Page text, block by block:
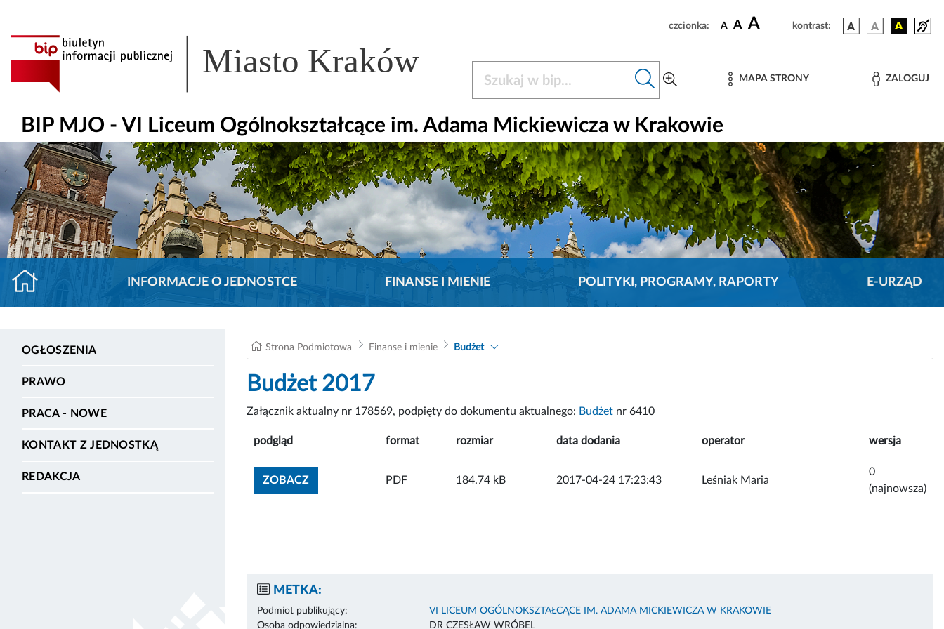
czcionka: A A A kontrast:
Miasto Kraków MAPA STRONY ZALOGUJ
BIP MJO - VI Liceum Ogólnokształcące im. Adama Mickiewicza w Krakowie
INFORMACJE O JEDNOSTCE FINANSE I MIENIE POLITYKI, PROGRAMY, RAPORTY E-URZĄD
OGŁOSZENIA
PRAWO
PRACA - NOWE
KONTAKT Z JEDNOSTKĄ
REDAKCJA
Strona Podmiotowa Finanse i mienie Budżet
Budżet 2017
Załącznik aktualny nr 178569, podpięty do dokumentu aktualnego: Budżet nr 6410
podgląd format rozmiar data dodania operator wersja
ZOBACZZOBACZ ZAŁĄCZNIK
PDF 184.74 kB 2017-04-24 17:23:43 Leśniak Maria
0
(najnowsza)
METKA:
Podmiot publikujący:
VI LICEUM OGÓLNOKSZTAŁCĄCE IM. ADAMA MICKIEWICZA W KRAKOWIE
Osoba odpowiedzialna:
DR CZESŁAW WRÓBEL